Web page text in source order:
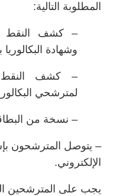
المطلوبة التالية:
– كشف النقط
وشهادة البكالوريا
– كشف النقط
لمترشحي البكالوريا
– نسخة من
– يتوصل المترشحون
الإلكتروني.
يجب على المترشحين